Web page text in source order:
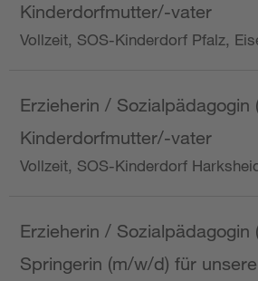
Kinderdorfmutter/-vater
Vollzeit, SOS-Kinderdorf Pfalz,
Erzieherin / Sozialpädagogin
Kinderdorfmutter/-vater
Vollzeit, SOS-Kinderdorf
Erzieherin / Sozialpädagogin
Springerin (m/w/d) für